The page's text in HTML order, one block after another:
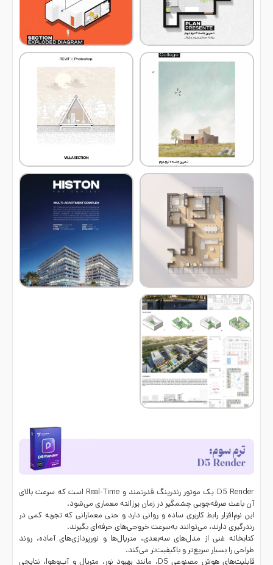
D5 Render
یک موتور رندرینگ قدرتمند و Real-Time است که سرعت بالای
آن باعث صرفه‌جویی چشمگیر در زمان پرزانته معماری می‌شود.
این نرم‌افزار رابط کاربری ساده و روانی دارد و حتی معمارانی که تجربه کمی در
رندرگیری دارند، می‌توانند به‌سرعت خروجی‌های حرفه‌ای بگیرند.
کتابخانه غنی از مدل‌های سه‌بعدی، متریال‌ها و نورپردازی‌های آماده، روند
طراحی را بسیار سریع‌تر و باکیفیت‌تر می‌کند.
قابلیت‌های هوش مصنوعی D5، مانند بهبود نور، متریال و آب‌وهوا، نتایجی